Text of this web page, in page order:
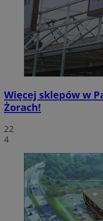
Więcej sklepów w
Żorach!
22
4